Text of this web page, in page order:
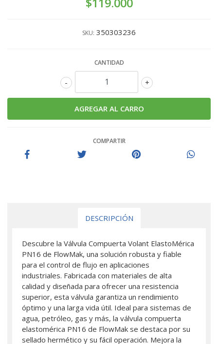
SKU: 350303236
CANTIDAD
+
-
COMPARTIR
DESCRIPCIÓN
Descubre la Válvula Compuerta Volant ElastoMérica
PN16 de FlowMak, una solución robusta y fiable
para el control de flujo en aplicaciones
industriales. Fabricada con materiales de alta
calidad y diseñada para ofrecer una resistencia
superior, esta válvula garantiza un rendimiento
óptimo y una larga vida útil. Ideal para sistemas de
agua, petróleo, gas y más, la válvula compuerta
elastomérica PN16 de FlowMak se destaca por su
sellado hermético y su fácil operación. Mejora la